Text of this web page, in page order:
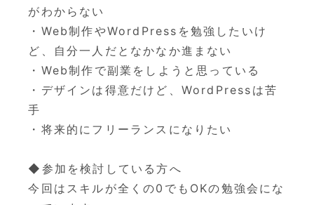
がわからない
・Web制作やWordPressを勉強したいけ
ど、
自分一人だとなかなか進まない
・Web制作で副業をしようと思っている
・デザインは得意だけど、WordPressは苦
手
・将来的にフリーランスになりたい
◆参加を検討している方へ
今回はスキルが全くの0でもOKの勉強会にな